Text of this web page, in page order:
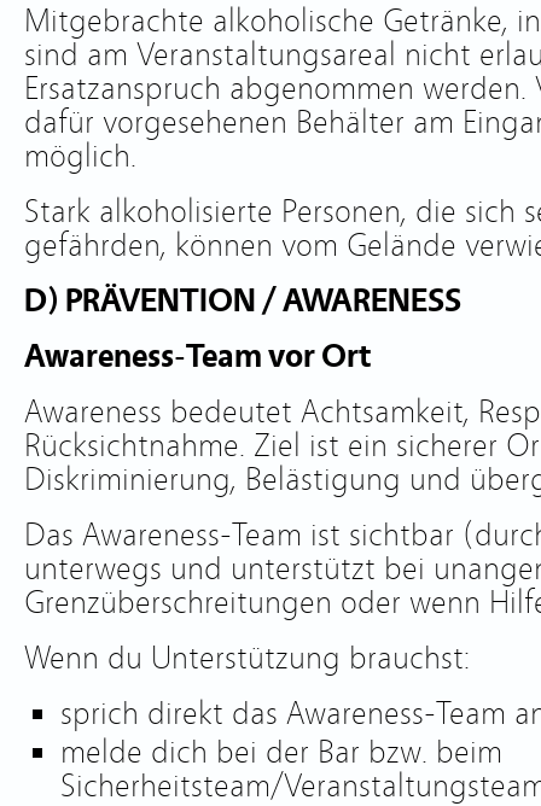
Mitgebrachte alkoholische Getränke,
sind am Veranstaltungsareal nicht
Ersatzanspruch abgenommen
dafür vorgesehenen Behälter am
möglich.
Stark alkoholisierte Personen, die sich
gefährden, können vom Gelände
D) PRÄVENTION / AWARENESS
Awareness-Team vor Ort
Awareness bedeutet Achtsamkeit,
Rücksichtnahme. Ziel ist ein sicherer
Diskriminierung, Belästigung und
Das Awareness-Team ist sichtbar
unterwegs und unterstützt bei
Grenzüberschreitungen oder wenn
Wenn du Unterstützung brauchst:
sprich direkt das Awareness-Team
melde dich bei der Bar bzw. beim
Sicherheitsteam/